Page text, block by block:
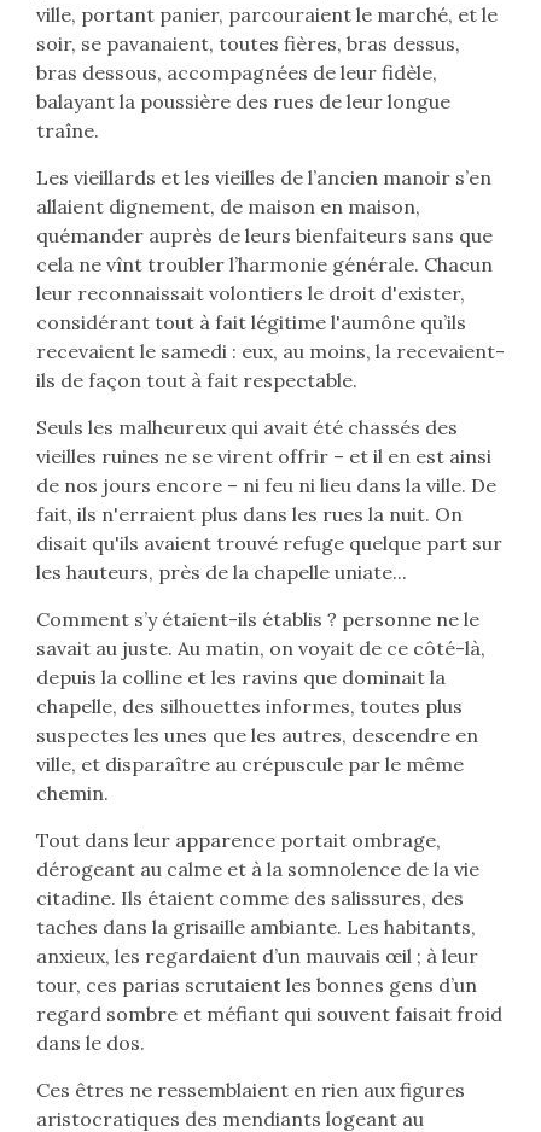
ville, portant panier, parcouraient le marché, et le
soir, se pavanaient, toutes fières, bras dessus,
bras dessous, accompagnées de leur fidèle,
balayant la poussière des rues de leur longue
traîne.
Les vieillards et les vieilles de l’ancien manoir s’en
allaient dignement, de maison en maison,
quémander auprès de leurs bienfaiteurs sans que
cela ne vînt troubler l’harmonie générale. Chacun
leur reconnaissait volontiers le droit d'exister,
considérant tout à fait légitime l'aumône qu’ils
recevaient le samedi : eux, au moins, la recevaient-
ils de façon tout à fait respectable.
Seuls les malheureux qui avait été chassés des
vieilles ruines ne se virent offrir – et il en est ainsi
de nos jours encore – ni feu ni lieu dans la ville. De
fait, ils n'erraient plus dans les rues la nuit. On
disait qu'ils avaient trouvé refuge quelque part sur
les hauteurs, près de la chapelle uniate...
Comment s’y étaient-ils établis ? personne ne le
savait au juste. Au matin, on voyait de ce côté-là,
depuis la colline et les ravins que dominait la
chapelle, des silhouettes informes, toutes plus
suspectes les unes que les autres, descendre en
ville, et disparaître au crépuscule par le même
chemin.
Tout dans leur apparence portait ombrage,
dérogeant au calme et à la somnolence de la vie
citadine. Ils étaient comme des salissures, des
taches dans la grisaille ambiante. Les habitants,
anxieux, les regardaient d’un mauvais œil ; à leur
tour, ces parias scrutaient les bonnes gens d’un
regard sombre et méfiant qui souvent faisait froid
dans le dos.
Ces êtres ne ressemblaient en rien aux figures
aristocratiques des mendiants logeant au